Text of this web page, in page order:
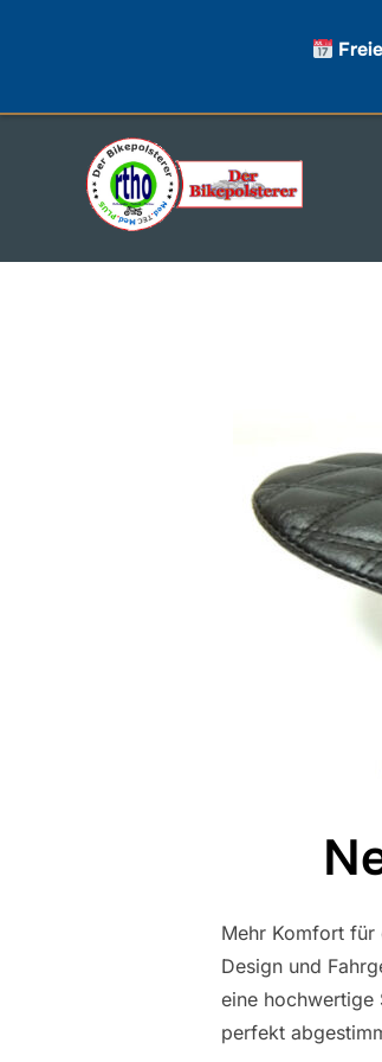
Mehr Komfort für
Design und
eine hochwertige
perfekt